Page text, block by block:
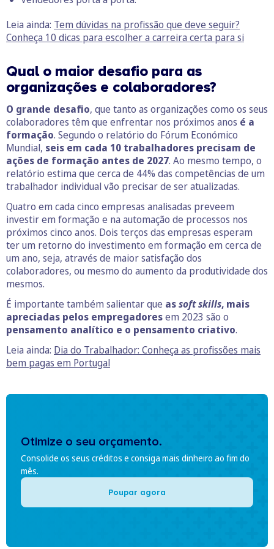
Leia ainda: Tem dúvidas na profissão que deve seguir?
Conheça 10 dicas para escolher a carreira certa para si
Qual o maior desafio para as
organizações e colaboradores?
O grande desafio, que tanto as organizações como os seus
colaboradores têm que enfrentar nos próximos anos é a
formação. Segundo o relatório do Fórum Económico
Mundial, seis em cada 10 trabalhadores precisam de
ações de formação antes de 2027. Ao mesmo tempo, o
relatório estima que cerca de 44% das competências de um
trabalhador individual vão precisar de ser atualizadas.
Quatro em cada cinco empresas analisadas preveem
investir em formação e na automação de processos nos
próximos cinco anos. Dois terços das empresas esperam
ter um retorno do investimento em formação em cerca de
um ano, seja, através de maior satisfação dos
colaboradores, ou mesmo do aumento da produtividade dos
mesmos.
É importante também salientar que assoftskills, mais
apreciadas pelos empregadoresem 2023 são o
pensamento analítico e o pensamento criativo.
Leia ainda: Dia do Trabalhador: Conheça as profissões mais
bem pagas em Portugal
Otimize o seu orçamento.
Consolide os seus créditos e consiga mais dinheiro ao fim do
mês.
Poupar agora